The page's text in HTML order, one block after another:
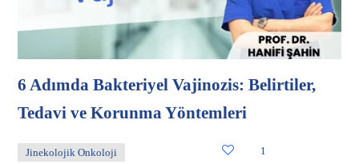
6 Adımda Bakteriyel Vajinozis: Belirtiler,
Tedavi ve Korunma Yöntemleri
Jinekolojik Onkoloji 1